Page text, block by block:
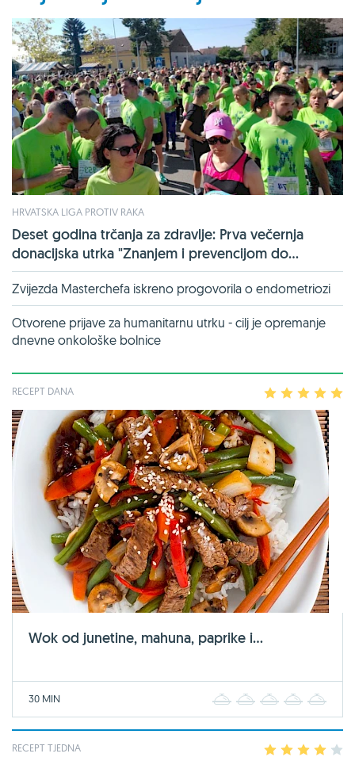
HRVATSKA LIGA PROTIV RAKA
Deset godina trčanja za zdravlje: Prva večernja
donacijska utrka "Znanjem i prevencijom do...
Zvijezda Masterchefa iskreno progovorila o endometriozi
Otvorene prijave za humanitarnu utrku - cilj je opremanje
dnevne onkološke bolnice
RECEPT DANA 2 3 4
Wok od junetine, mahuna, paprike i...
30 MIN 2 3 4
RECEPT TJEDNA 2 3 4